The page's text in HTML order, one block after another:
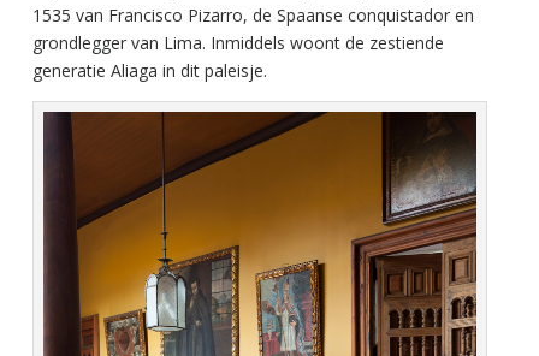
1535 van Francisco Pizarro, de Spaanse conquistador en
grondlegger van Lima. Inmiddels woont de zestiende
generatie Aliaga in dit paleisje.